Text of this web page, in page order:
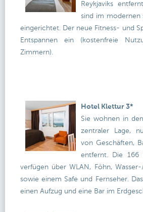
Reykjaviks
sind im modernen
eingerichtet. Der neue Fitness- und
Entspannen ein (kostenfreie
Zimmern).
Hotel Klettur 3*
Sie wohnen in
zentraler Lage,
von Geschäften,
entfernt. Die 166
verfügen über WLAN, Föhn,
sowie einem Safe und Fernseher.
einen Aufzug und eine Bar im